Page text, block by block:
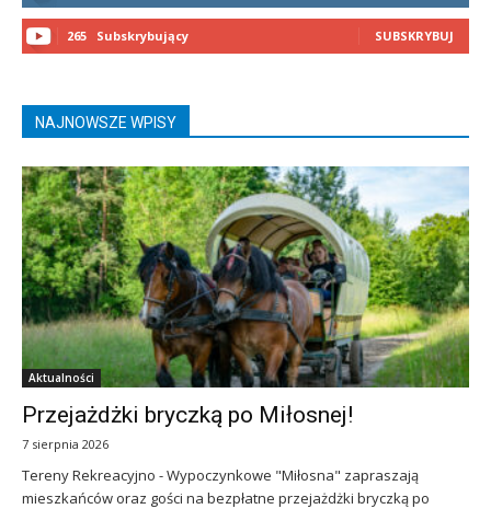
265 Subskrybujący SUBSKRYBUJ
NAJNOWSZE WPISY
Aktualności
Przejażdżki bryczką po Miłosnej!
7 sierpnia 2026
Tereny Rekreacyjno - Wypoczynkowe "Miłosna" zapraszają
mieszkańców oraz gości na bezpłatne przejażdżki bryczką po